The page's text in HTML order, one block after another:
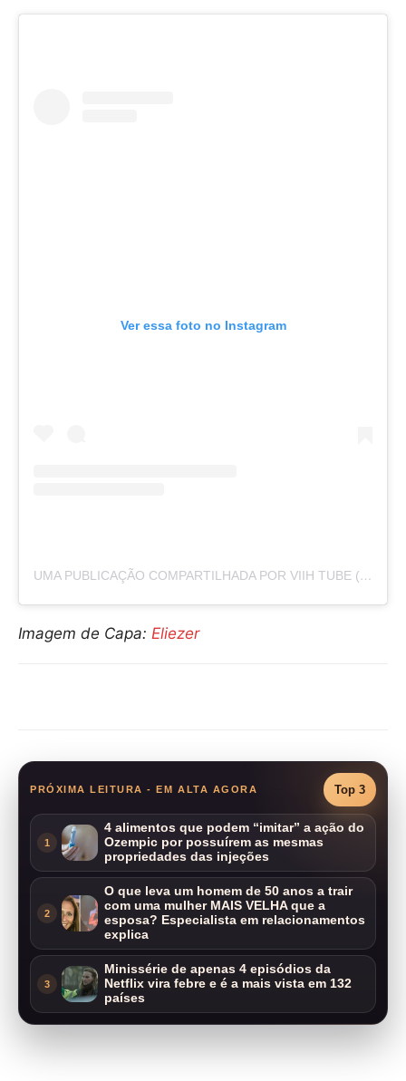
Ver essa foto no Instagram
UMA PUBLICAÇÃO COMPARTILHADA POR VIIH TUBE (@VIIHTUBE)
Imagem de Capa: Eliezer
PRÓXIMA LEITURA - EM ALTA AGORA Top 3
1
4 alimentos que podem “imitar” a ação do
Ozempic por possuírem as mesmas
propriedades das injeções
2
O que leva um homem de 50 anos a trair
com uma mulher MAIS VELHA que a
esposa? Especialista em relacionamentos
explica
3
Minissérie de apenas 4 episódios da
Netflix vira febre e é a mais vista em 132
países